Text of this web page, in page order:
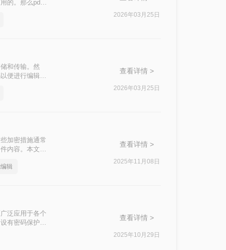
的。那么pdf
2026年03月25日
和传输。然
便进行编辑。
查看详情 >
2026年03月25日
加密措施通常
内容。本文将
辑
查看详情 >
2025年11月08日
泛应用于各个
有密码保护，
查看详情 >
2025年10月29日